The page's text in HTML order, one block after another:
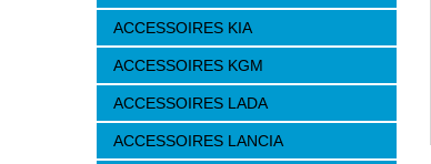
ACCESSOIRES KIA
ACCESSOIRES KGM
ACCESSOIRES LADA
ACCESSOIRES LANCIA